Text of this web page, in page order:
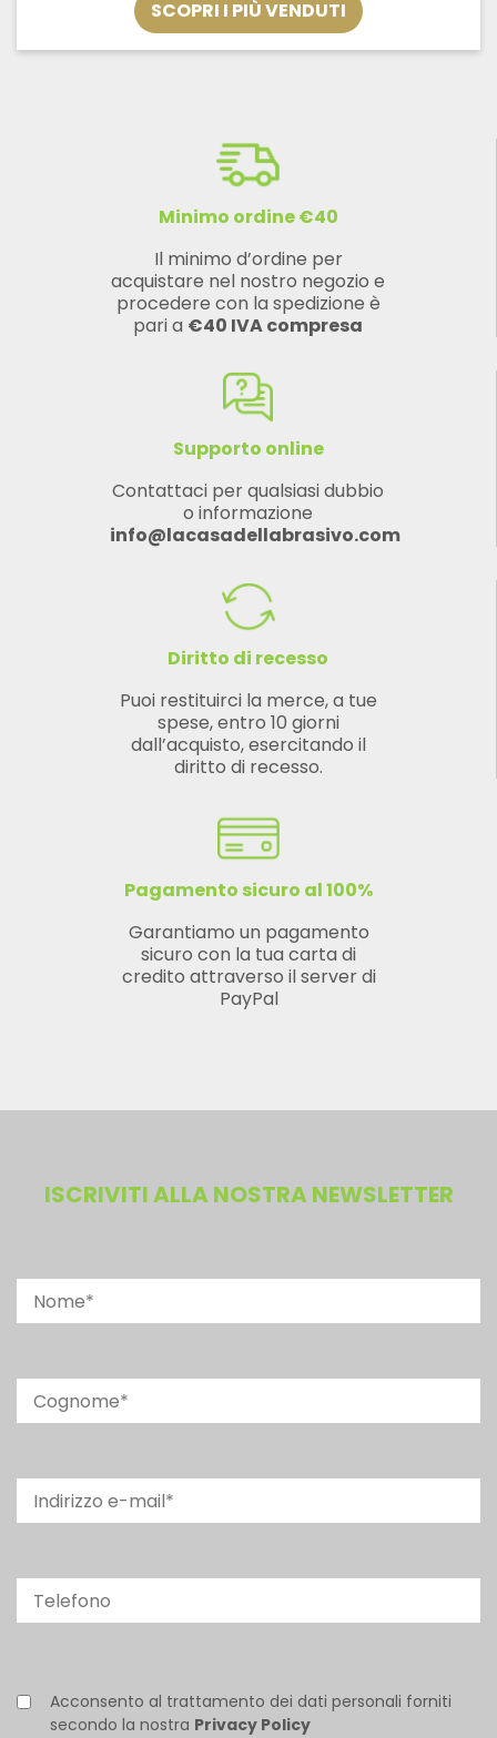
a
€33,32
SCOPRI I PIÙ VENDUTI
Minimo ordine €40
Il minimo d’ordine per
acquistare nel nostro negozio e
procedere con la spedizione è
pari a €40 IVA compresa
Supporto online
Contattaci per qualsiasi dubbio
o informazione
info@lacasadellabrasivo.com
Diritto di recesso
Puoi restituirci la merce, a tue
spese, entro 10 giorni
dall’acquisto, esercitando il
diritto di recesso.
Pagamento sicuro al 100%
Garantiamo un pagamento
sicuro con la tua carta di
credito attraverso il server di
PayPal
ISCRIVITI ALLA NOSTRA NEWSLETTER
Acconsento al trattamento dei dati personali forniti
secondo la nostra Privacy Policy